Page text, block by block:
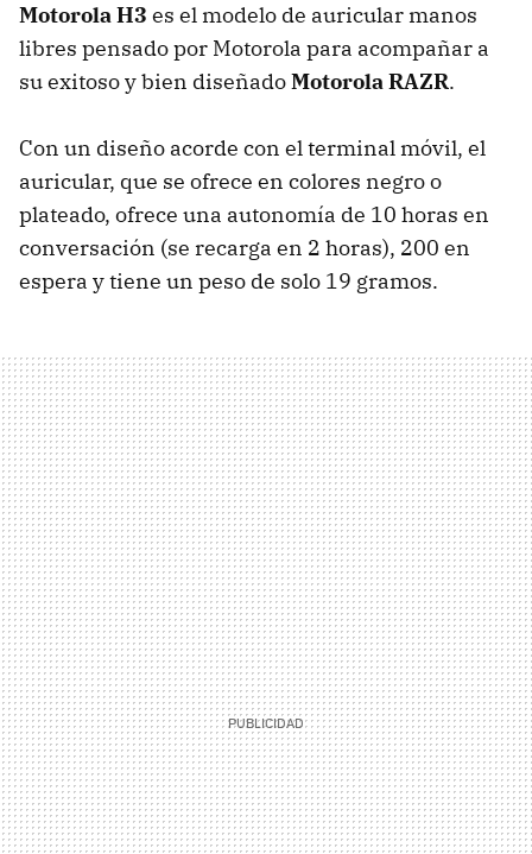
Motorola H3 es el modelo de auricular manos
libres pensado por Motorola para acompañar a
su exitoso y bien diseñadoMotorola RAZR.
Con un diseño acorde con el terminal móvil, el
auricular, que se ofrece en colores negro o
plateado, ofrece una autonomía de 10 horas en
conversación (se recarga en 2 horas), 200 en
espera y tiene un peso de solo 19 gramos.